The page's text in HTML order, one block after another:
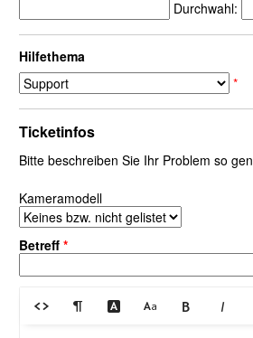
Durchwahl:
Hilfethema
*
Ticketinfos
Bitte beschreiben Sie Ihr Problem so
Kameramodell
Betreff *